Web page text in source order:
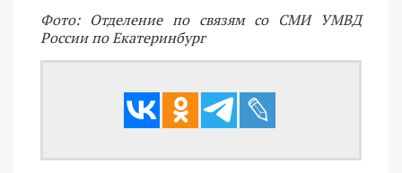
Фото: Отделение по связям со СМИ УМВД
России по Екатеринбург